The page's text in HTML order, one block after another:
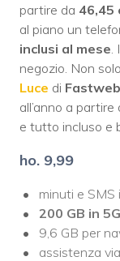
partire da 46,45
al piano un
inclusi al mese
negozio. Non
Luce di
all’anno a partire
e tutto incluso e
ho. 9,99
minuti e SMS
200 GB in 5G
9,6 GB per
assistenza